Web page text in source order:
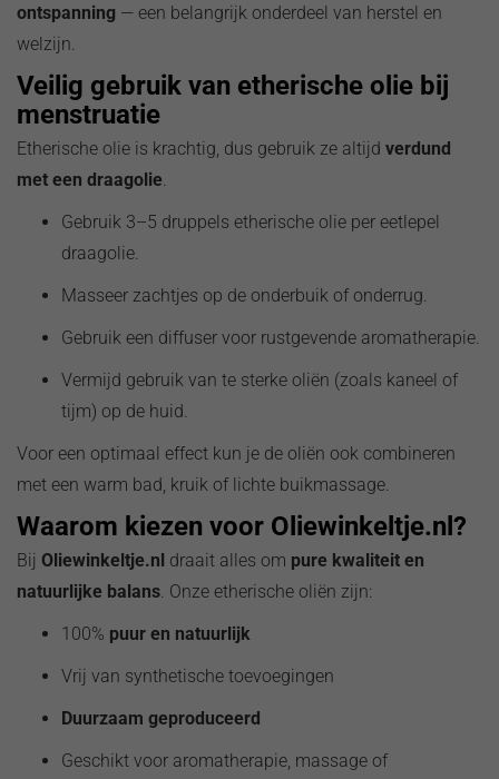
ontspanning — een belangrijk onderdeel van herstel en
welzijn.
Veilig gebruik van etherische olie bij
menstruatie
Etherische olie is krachtig, dus gebruik ze altijd verdund
met een draagolie.
Gebruik 3–5 druppels etherische olie per eetlepel
draagolie.
Masseer zachtjes op de onderbuik of onderrug.
Gebruik een diffuser voor rustgevende aromatherapie.
Vermijd gebruik van te sterke oliën (zoals kaneel of
tijm) op de huid.
Voor een optimaal effect kun je de oliën ook combineren
met een warm bad, kruik of lichte buikmassage.
Waarom kiezen voor Oliewinkeltje.nl?
Bij Oliewinkeltje.nl draait alles om pure kwaliteit en
natuurlijke balans. Onze etherische oliën zijn:
100% puur en natuurlijk
Vrij van synthetische toevoegingen
Duurzaam geproduceerd
Geschikt voor aromatherapie, massage of